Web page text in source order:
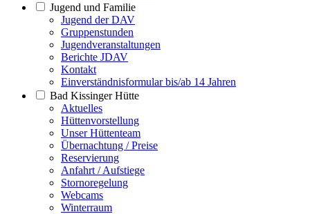
Jugend und Familie
Jugend der DAV
Gruppenstunden
Jugendveranstaltungen
Berichte JDAV
Kontakt
Einverständnisformular bis/ab 14 Jahren
Bad Kissinger Hütte
Aktuelles
Hüttenvorstellung
Unser Hüttenteam
Übernachtung / Preise
Reservierung
Anfahrt / Aufstiege
Stornoregelung
Webcams
Winterraum